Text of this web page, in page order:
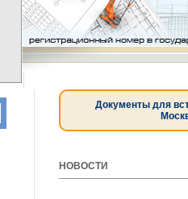
Документы для
НОВОСТИ